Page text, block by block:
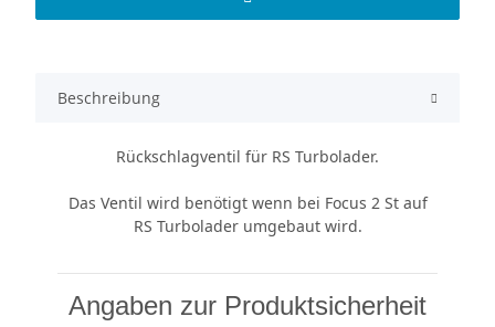
Beschreibung
Rückschlagventil für RS Turbolader.
Das Ventil wird benötigt wenn bei Focus 2 St auf
RS Turbolader umgebaut wird.
Angaben zur Produktsicherheit